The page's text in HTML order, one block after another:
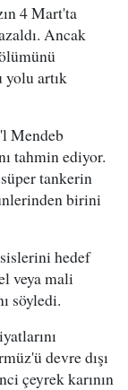
4 Mart'ta
Ancak
yolu artık
Mendeb
tahmin ediyor.
tankerin
birini
hedef
veya mali
söyledi.
devre dışı
çeyrek karının